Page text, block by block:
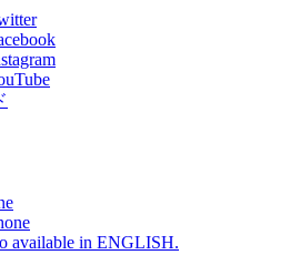
available in ENGLISH.